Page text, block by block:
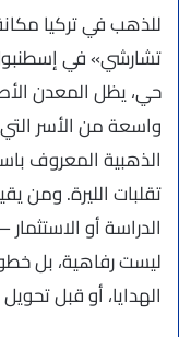
للذهب في تركيا مكانة
تشارشي» في
حي، يظل المعدن
واسعة من الأسر
الذهبية المعروف
تقلبات الليرة. ومن
الدراسة أو
ليست رفاهية، بل
الهدايا، أو قبل